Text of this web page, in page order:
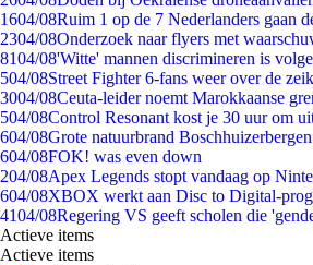
1604/08Ruim 1 op de 7 Nederlanders gaan
2304/08Onderzoek naar flyers met
8104/08'Witte' mannen discrimineren is
504/08Street Fighter 6-fans weer over de
3004/08Ceuta-leider noemt Marokkaanse
504/08Control Resonant kost je 30 uur om
604/08Grote natuurbrand
604/08FOK! was even down
204/08Apex Legends stopt vandaag op
604/08XBOX werkt aan Disc to Digital-
4104/08Regering VS geeft scholen die
Actieve items
Actieve items